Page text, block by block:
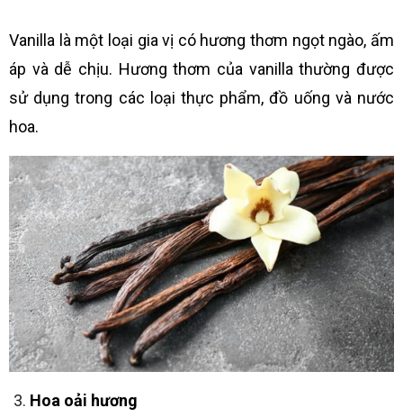
Vanilla là một loại gia vị có hương thơm ngọt ngào, ấm
áp và dễ chịu. Hương thơm của vanilla thường được
sử dụng trong các loại thực phẩm, đồ uống và nước
hoa.
Hoa oải hương